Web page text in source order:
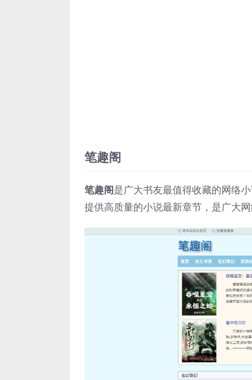
笔趣阁
笔趣阁是广大书友最值得收藏的网络
提供高质量的小说最新章节，是广大